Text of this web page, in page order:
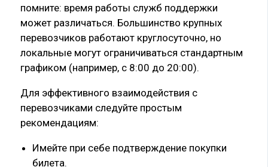
помните: время работы служб поддержки
может различаться. Большинство крупных
перевозчиков работают круглосуточно, но
локальные могут ограничиваться стандартным
графиком (например, с 8:00 до 20:00).
Для эффективного взаимодействия с
перевозчиками следуйте простым
рекомендациям:
Имейте при себе подтверждение покупки
билета.